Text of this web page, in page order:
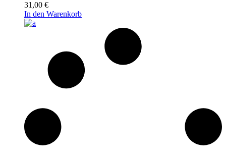
31,00 €
In den Warenkorb